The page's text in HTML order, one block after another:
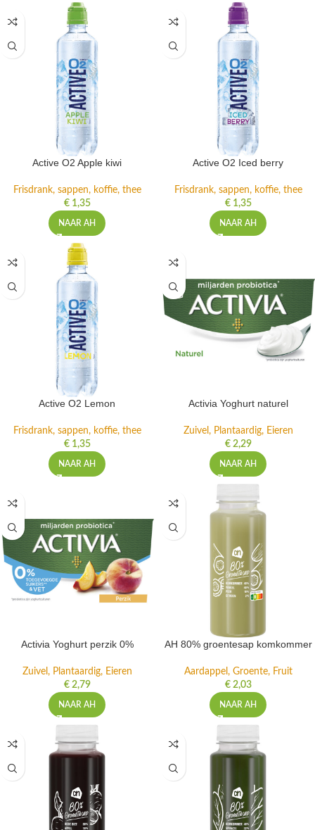
Active O2 Apple kiwi
Frisdrank, sappen, koffie, thee
€1,35
NAAR AH
Active O2 Iced berry
Frisdrank, sappen, koffie, thee
€1,35
NAAR AH
Active O2 Lemon
Frisdrank, sappen, koffie, thee
€1,35
NAAR AH
Activia Yoghurt naturel
Zuivel, Plantaardig, Eieren
€2,29
NAAR AH
Activia Yoghurt perzik 0%
Zuivel, Plantaardig, Eieren
€2,79
NAAR AH
AH 80% groentesap komkommer
Aardappel, Groente, Fruit
€2,03
NAAR AH